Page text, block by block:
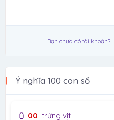
Bạn chưa có tài khoản?
Ý nghĩa 100 con số
🥚 00: trứng vịt